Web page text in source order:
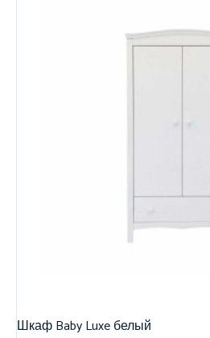
Шкаф Baby Luxe белый